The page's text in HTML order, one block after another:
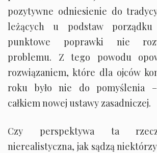
pozytywne odniesienie do
leżących u podstaw
punktowe poprawki nie
problemu. Z tego powodu
rozwiązaniem, które dla ojców
roku było nie do pomyślenia
całkiem nowej ustawy zasadniczej.
Czy perspektywa ta
nierealistyczna, jak sądzą